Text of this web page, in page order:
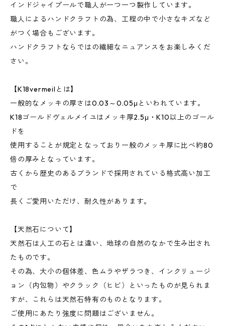
インドジャイプールで職人が一つ一つ製作しています。
職人によるハンドクラフトの為、工程の中で小さなキズなど
がつく場合もございます。
ハンドクラフトならではの繊細なニュアンスをお楽しみくだ
さい。
【K18vermeilとは】
一般的なメッキの厚さは0.03～0.05μといわれています。
K18ゴールドヴェルメイユはメッキ厚2.5μ・K10以上のゴール
ドを
使用することが規定となっており一般のメッキ厚に比べ約80
倍の厚みとなっています。
古くから歴史のあるブランドで採用されている格式高い加工
で
長くご愛用いただけ、耐久性があります。
【天然石について】
天然石は人工の石とは違い、地球の自然のなかで生み出され
たものです。
その為、大小の個体差、色ムラやザラつき、インクリュージ
ョン（内包物）やクラック（ヒビ）といったものが見られま
すが、これらは天然石特有のものとなります。
ご使用にあたり強度に問題はございません。